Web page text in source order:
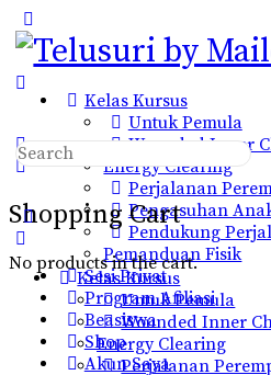
Side
Panel
Kelas Kursus
Untuk Pemula
Wounded Inner
Energy Clearing
Perjalanan
Pengasuhan
Pendukung
Pemanduan Fisik
Sesi Privat
Program Afiliasi
Beasiswa
Shop
Akun Saya
Shopping Cart
No products in the cart.
Search
for:
Kelas Kursus
Untuk Pemula
Wounded Inner
Energy Clearing
Perjalanan